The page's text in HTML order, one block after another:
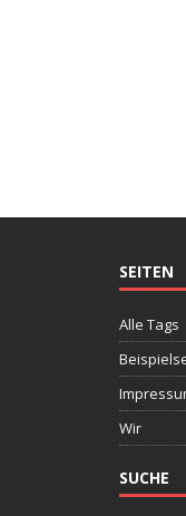
SEITEN
Alle Tags
Wir
SUCHE